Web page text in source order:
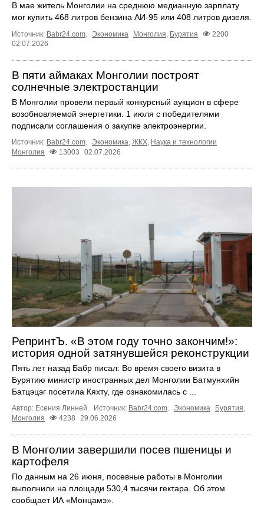
В мае житель Монголии на среднюю медианную зарплату
мог купить 468 литров бензина АИ-95 или 408 литров дизеля.
Источник: Babr24.com. Экономика Монголия, Бурятия
2200
02.07.2026
В пяти аймаках Монголии построят
солнечные электростанции
В Монголии провели первый конкурсный аукцион в сфере
возобновляемой энергетики. 1 июля с победителями
подписали соглашения о закупке электроэнергии.
Источник: Babr24.com. Экономика, ЖКХ, Наука и технологии
Монголия
13003 02.07.2026
РепринтЪ. «В этом году точно закончим!»:
история одной затянувшейся реконструкции
Пять лет назад Бабр писал: Во время своего визита в
Бурятию министр иностранных дел Монголии Батмунхийн
Батцэцэг посетила Кяхту, где ознакомилась с ...
Автор: Есения Линней. Источник: Babr24.com. Экономика Бурятия,
Монголия
4238 29.06.2026
В Монголии завершили посев пшеницы и
картофеля
По данным на 26 июня, посевные работы в Монголии
выполнили на площади 530,4 тысячи гектара. Об этом
сообщает ИА «Монцамэ».